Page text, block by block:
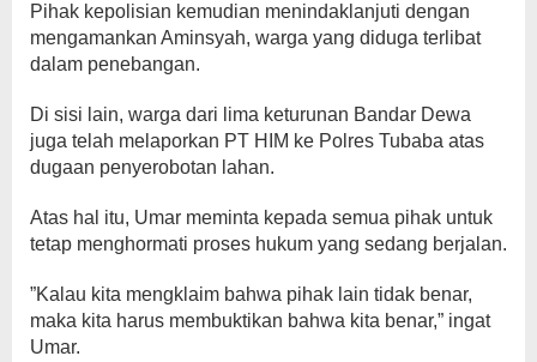
Pihak kepolisian kemudian menindaklanjuti dengan
mengamankan Aminsyah, warga yang diduga terlibat
dalam penebangan.
Di sisi lain, warga dari lima keturunan Bandar Dewa
juga telah melaporkan PT HIM ke Polres Tubaba atas
dugaan penyerobotan lahan.
Atas hal itu, Umar meminta kepada semua pihak untuk
tetap menghormati proses hukum yang sedang berjalan.
”Kalau kita mengklaim bahwa pihak lain tidak benar,
maka kita harus membuktikan bahwa kita benar,” ingat
Umar.